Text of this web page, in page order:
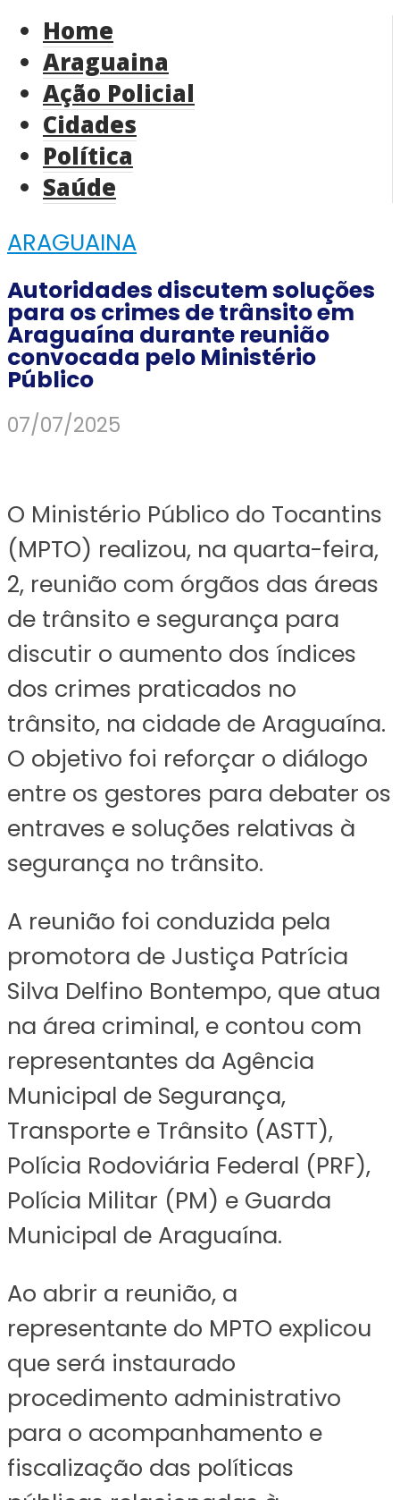
Home
Araguaina
Ação Policial
Cidades
Política
Saúde
ARAGUAINA
Autoridades discutem soluções
para os crimes de trânsito em
Araguaína durante reunião
convocada pelo Ministério
Público
07/07/2025
O Ministério Público do Tocantins
(MPTO) realizou, na quarta-feira,
2, reunião com órgãos das áreas
de trânsito e segurança para
discutir o aumento dos índices
dos crimes praticados no
trânsito, na cidade de Araguaína.
O objetivo foi reforçar o diálogo
entre os gestores para debater os
entraves e soluções relativas à
segurança no trânsito.
A reunião foi conduzida pela
promotora de Justiça Patrícia
Silva Delfino Bontempo, que atua
na área criminal, e contou com
representantes da Agência
Municipal de Segurança,
Transporte e Trânsito (ASTT),
Polícia Rodoviária Federal (PRF),
Polícia Militar (PM) e Guarda
Municipal de Araguaína.
Ao abrir a reunião, a
representante do MPTO explicou
que será instaurado
procedimento administrativo
para o acompanhamento e
fiscalização das políticas